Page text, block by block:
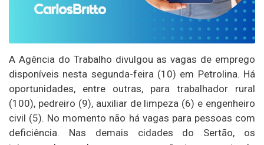
A Agência do Trabalho divulgou as vagas de emprego
disponíveis nesta segunda-feira (10) em Petrolina. Há
oportunidades, entre outras, para trabalhador rural
(100), pedreiro (9), auxiliar de limpeza (6) e engenheiro
civil (5). No momento não há vagas para pessoas com
deficiência. Nas demais cidades do Sertão, os